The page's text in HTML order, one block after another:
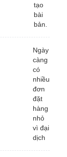
tạo
bài
bản.
Ngày
càng
có
nhiều
đơn
đặt
hàng
nhỏ
vì đại
dịch